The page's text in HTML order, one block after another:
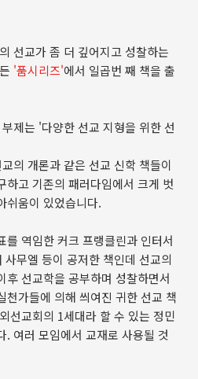
선교가 좀 더 깊어지고 성찰하는
'품시리즈'에서 일곱번 째 책을 출
제는 '다양한 선교 지형을 위한 선
의 개론과 같은 선교 신학 책들이
하고 기존의 패러다임에서 크게 벗
쉬움이 있었습니다.
를 역임한 커크 프랭클린과 인터서
무엘 등이 공저한 책인데 선교의
후 선교학을 공부하며 성찰하면서
천가들에 의해 씌여진 귀한 선교 책
선교회의 1세대라 할 수 있는 정민
. 여러 모임에서 교재로 사용될 것